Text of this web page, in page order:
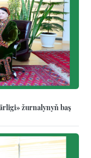
žurnalynyň baş